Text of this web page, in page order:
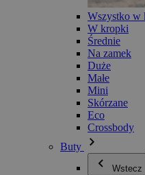
Wszystko w
W kropki
Średnie
Na zamek
Duże
Małe
Mini
Skórzane
Eco
Crossbody
Buty
Wstecz